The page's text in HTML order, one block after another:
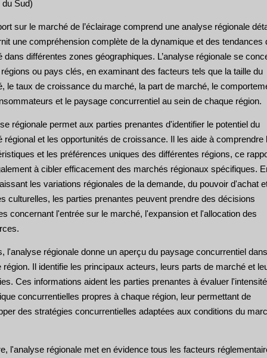
Sud)
sur le marché de l’éclairage comprend une analyse régionale
une compréhension complète de la dynamique et des tendances
dans différentes zones géographiques. L’analyse régionale se
ou pays clés, en examinant des facteurs tels que la taille du
le taux de croissance du marché, la part de marché, le
et le paysage concurrentiel au sein de chaque région.
régionale permet aux parties prenantes d'identifier le potentiel du
régional et les opportunités de croissance. Il les aide à comprendre
et les préférences uniques des différentes régions, ce
à cibler efficacement des marchés régionaux spécifiques.
les variations régionales de la demande, du pouvoir d'achat
culturelles, les parties prenantes peuvent prendre des décisions
concernant l'entrée sur le marché, l'expansion et l'allocation des
l'analyse régionale donne un aperçu du paysage concurrentiel dans
région. Il identifie les principaux acteurs, leurs parts de marché et
Ces informations aident les parties prenantes à évaluer
concurrentielles propres à chaque région, leur permettant de
des stratégies concurrentielles adaptées aux conditions du
l'analyse régionale met en évidence tous les facteurs